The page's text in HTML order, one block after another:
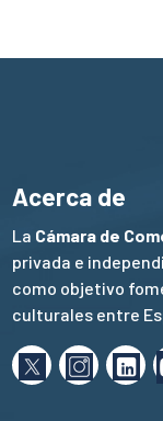
Acerca de
La Cámara de
privada e
como objetivo
culturales entre